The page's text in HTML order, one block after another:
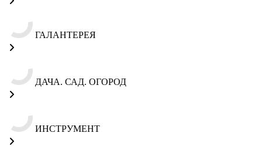
ГАЛАНТЕРЕЯ
ДАЧА. САД. ОГОРОД
ИНСТРУМЕНТ